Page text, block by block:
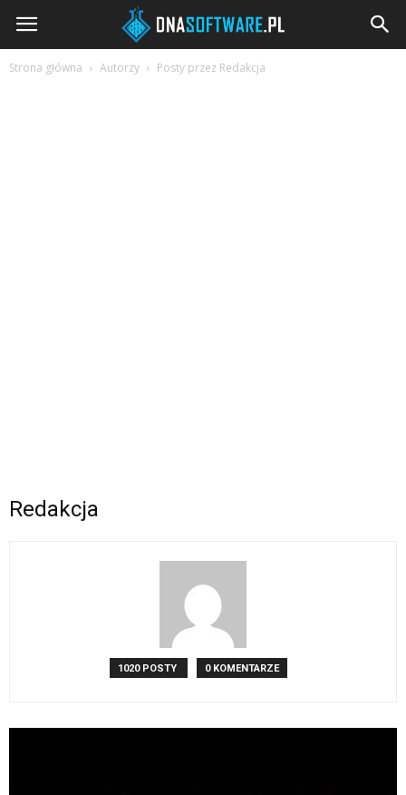
DNAsoftware.pl
Strona główna Autorzy Posty przez Redakcja
Redakcja
1020 POSTY 0 KOMENTARZE